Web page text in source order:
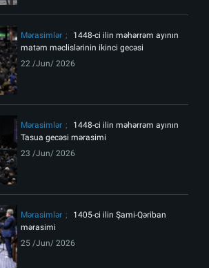
Mərasimlər
1448-ci ilin məhərrəm ayının
matəm məclislərinin ikinci gecəsi
22 /Jun/ 2026
Mərasimlər
1448-ci ilin məhərrəm ayının
Tasua gecəsi mərasimi
23 /Jun/ 2026
Mərasimlər
1405-ci ilin Şami-Qəriban
mərasimi
25 /Jun/ 2026